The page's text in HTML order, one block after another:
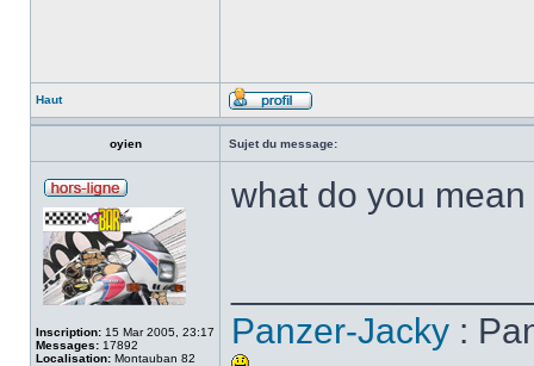
Haut
oyien Sujet du message:
Inscription: 15 Mar 2005, 23:17
Messages: 17892
Localisation: Montauban 82
what do you
Panzer-Jacky :